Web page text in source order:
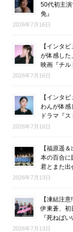
50代初主
免』
2026年7月16日
【インタ
が体感した
映画『チル
2026年7月16日
【インタ
わんが体感
ドラマ『ス
2026年7月16日
【福原遥
本の百合に
君とまた出
2026年7月13日
【凍結注
伊東蒼、初
『死ねば
2026年7月13日